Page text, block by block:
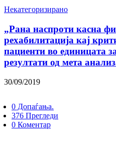
Некатегоризирано
„Рана наспроти касна
рехабилитација кај
пациенти во единицата
резултати од мета
30/09/2019
0 Допаѓања.
376 Прегледи
0 Коментар